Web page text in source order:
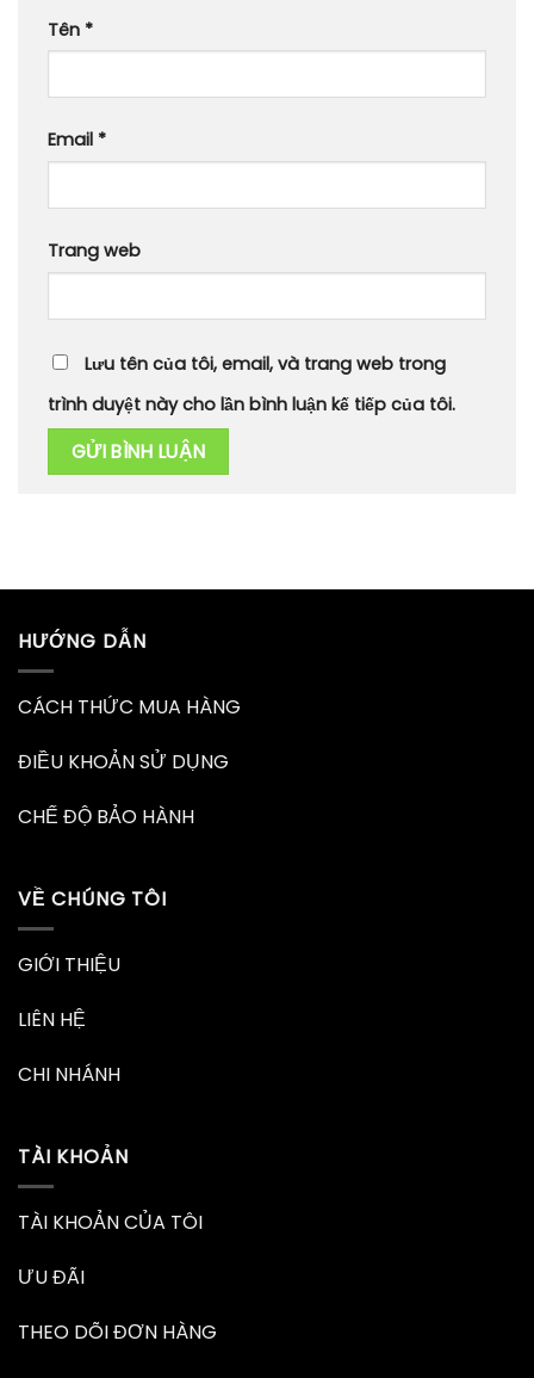
Tên *
Email *
Trang web
Lưu tên của tôi, email, và trang web trong
trình duyệt này cho lần bình luận kế tiếp của tôi.
HƯỚNG DẪN
CÁCH THỨC MUA HÀNG
ĐIỀU KHOẢN SỬ DỤNG
CHẾ ĐỘ BẢO HÀNH
VỀ CHÚNG TÔI
GIỚI THIỆU
LIÊN HỆ
CHI NHÁNH
TÀI KHOẢN
TÀI KHOẢN CỦA TÔI
ƯU ĐÃI
THEO DÕI ĐƠN HÀNG